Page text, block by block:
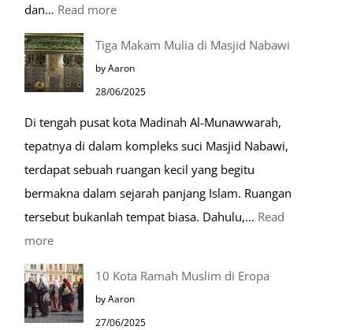
dan… Read more:
Sehari-
hari
Tiga Makam Mulia di Masjid Nabawi
by Aaron
28/06/2025
Di tengah pusat kota Madinah Al-Munawwarah,
tepatnya di dalam kompleks suci Masjid Nabawi,
terdapat sebuah ruangan kecil yang begitu
bermakna dalam sejarah panjang Islam. Ruangan
tersebut bukanlah tempat biasa. Dahulu,… Read
more:
Tiga
Makam
Mulia
10 Kota Ramah Muslim di Eropa
by Aaron
27/06/2025